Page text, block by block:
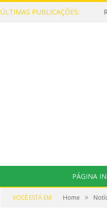
ÚLTIMAS PUBLICAÇÕES:
PÁGINA
VOCÊ ESTÁ EM: Home »